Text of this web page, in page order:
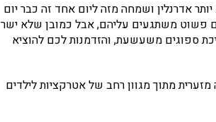
אדרנלין ושמחה מזה ליום אחד זה כבר יום
פשוט משתגעים עליהם, אבל כמובן שלא ישר
ספוגים משעשעת, והזדמנות לכם להוציא
מתוך מגוון רחב של אטרקציות לילדים